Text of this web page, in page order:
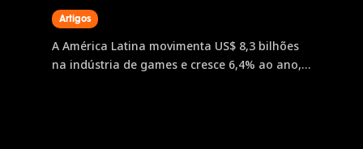
Artigos
A América Latina movimenta US$ 8,3 bilhões
na indústria de games e cresce 6,4% ao ano,